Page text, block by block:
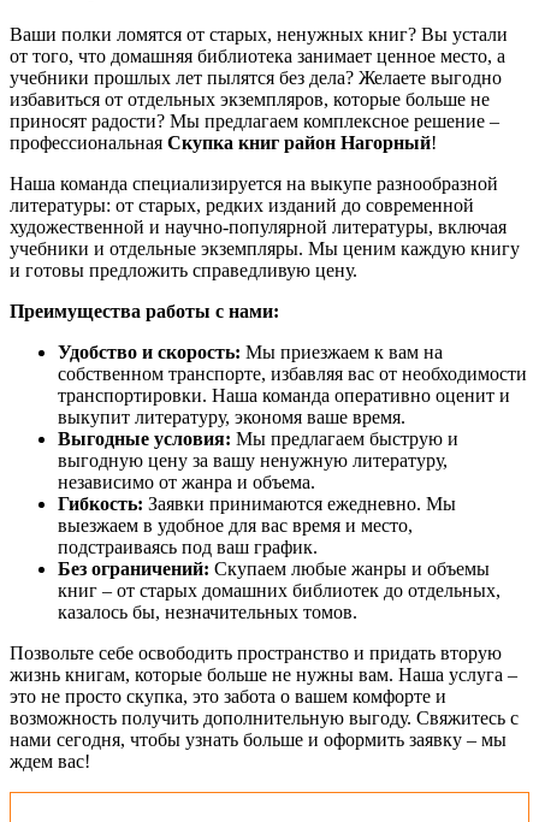
Ваши полки ломятся от старых, ненужных книг? Вы устали
от того, что домашняя библиотека занимает ценное место, а
учебники прошлых лет пылятся без дела? Желаете выгодно
избавиться от отдельных экземпляров, которые больше не
приносят радости? Мы предлагаем комплексное решение –
профессиональная Скупка книг район Нагорный!
Наша команда специализируется на выкупе разнообразной
литературы: от старых, редких изданий до современной
художественной и научно-популярной литературы, включая
учебники и отдельные экземпляры. Мы ценим каждую книгу
и готовы предложить справедливую цену.
Преимущества работы с нами:
Удобство и скорость: Мы приезжаем к вам на
собственном транспорте, избавляя вас от необходимости
транспортировки. Наша команда оперативно оценит и
выкупит литературу, экономя ваше время.
Выгодные условия: Мы предлагаем быструю и
выгодную цену за вашу ненужную литературу,
независимо от жанра и объема.
Гибкость: Заявки принимаются ежедневно. Мы
выезжаем в удобное для вас время и место,
подстраиваясь под ваш график.
Без ограничений: Скупаем любые жанры и объемы
книг – от старых домашних библиотек до отдельных,
казалось бы, незначительных томов.
Позвольте себе освободить пространство и придать вторую
жизнь книгам, которые больше не нужны вам. Наша услуга –
это не просто скупка, это забота о вашем комфорте и
возможность получить дополнительную выгоду. Свяжитесь с
нами сегодня, чтобы узнать больше и оформить заявку – мы
ждем вас!